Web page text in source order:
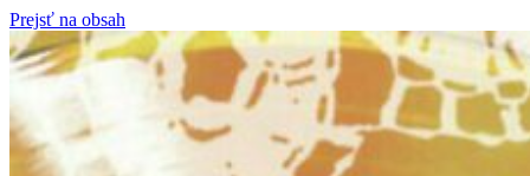
Prejsť na obsah